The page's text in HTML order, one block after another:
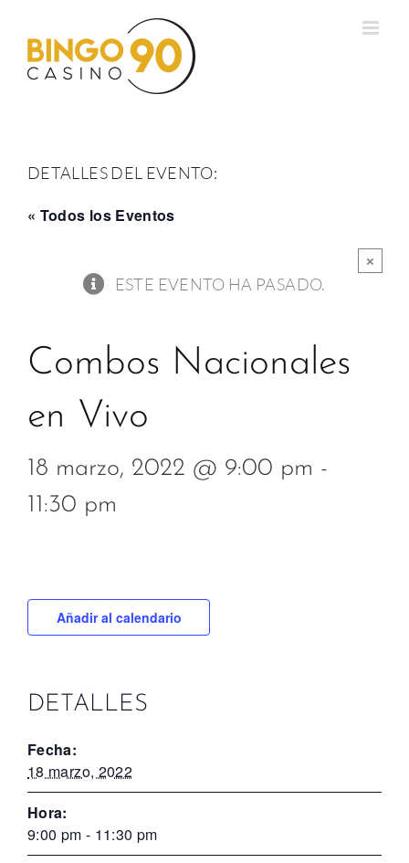
contenido
DETALLES DEL EVENTO:
« Todos los Eventos
×
ESTE EVENTO HA PASADO.
Combos Nacionales
en Vivo
18 marzo, 2022 @ 9:00 pm -
11:30 pm
Añadir al calendario
DETALLES
Fecha:
18 marzo, 2022
Hora:
9:00 pm - 11:30 pm